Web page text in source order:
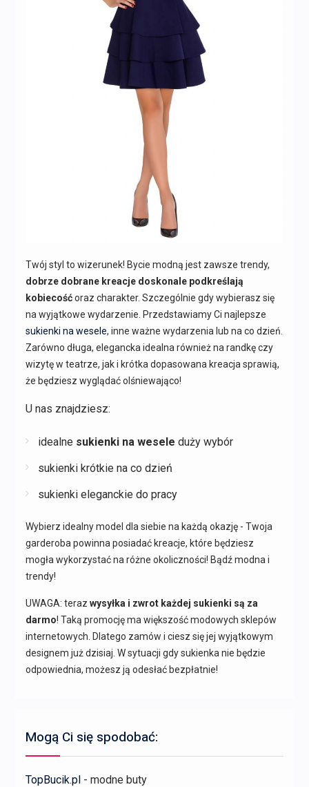
Twój styl to wizerunek! Bycie modną jest zawsze trendy,
dobrze dobrane kreacje doskonale podkreślają
kobiecośćoraz charakter. Szczególnie gdy wybierasz się
na wyjątkowe wydarzenie. Przedstawiamy Ci najlepsze
sukienki na wesele, inne ważne wydarzenia lub na co dzień.
Zarówno długa, elegancka idealna również na randkę czy
wizytę w teatrze, jak i krótka dopasowana kreacja sprawią,
że będziesz wyglądać olśniewająco!
U nas znajdziesz:
idealne sukienki na wesele duży wybór
sukienki krótkie na co dzień
sukienki eleganckie do pracy
Wybierz idealny model dla siebie na każdą okazję - Twoja
garderoba powinna posiadać kreacje, które będziesz
mogła wykorzystać na różne okoliczności! Bądź modna i
trendy!
UWAGA: teraz wysyłka i zwrot każdej sukienki są za
darmo! Taką promocję ma większość modowych sklepów
internetowych. Dlatego zamów i ciesz się jej wyjątkowym
designem już dzisiaj. W sytuacji gdy sukienka nie będzie
odpowiednia, możesz ją odesłać bezpłatnie!
Mogą Ci się spodobać:
TopBucik.pl- modne buty